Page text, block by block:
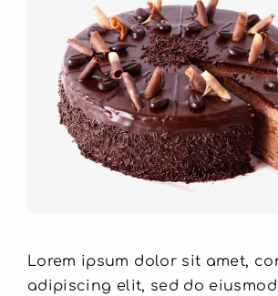
Lorem ipsum dolor sit amet,
adipiscing elit, sed do